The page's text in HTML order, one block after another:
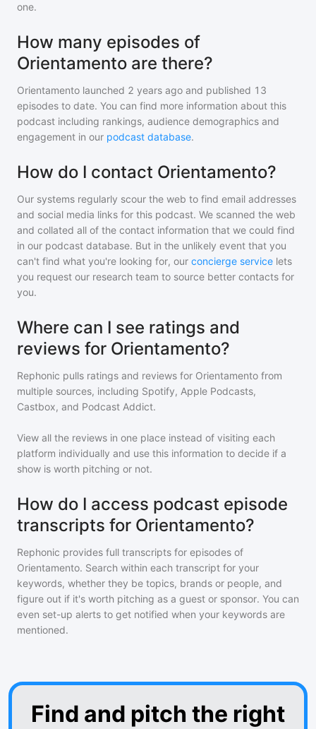
one.
How many episodes of
Orientamento are there?
Orientamento launched 2 years ago and published 13
episodes to date. You can find more information about this
podcast including rankings, audience demographics and
engagement in our podcast database.
How do I contact Orientamento?
Our systems regularly scour the web to find email addresses
and social media links for this podcast. We scanned the web
and collated all of the contact information that we could find
in our podcast database. But in the unlikely event that you
can't find what you're looking for, our concierge service lets
you request our research team to source better contacts for
you.
Where can I see ratings and
reviews for Orientamento?
Rephonic pulls ratings and reviews for Orientamento from
multiple sources, including Spotify, Apple Podcasts,
Castbox, and Podcast Addict.
View all the reviews in one place instead of visiting each
platform individually and use this information to decide if a
show is worth pitching or not.
How do I access podcast episode
transcripts for Orientamento?
Rephonic provides full transcripts for episodes of
Orientamento. Search within each transcript for your
keywords, whether they be topics, brands or people, and
figure out if it's worth pitching as a guest or sponsor. You can
even set-up alerts to get notified when your keywords are
mentioned.
Find and pitch the right